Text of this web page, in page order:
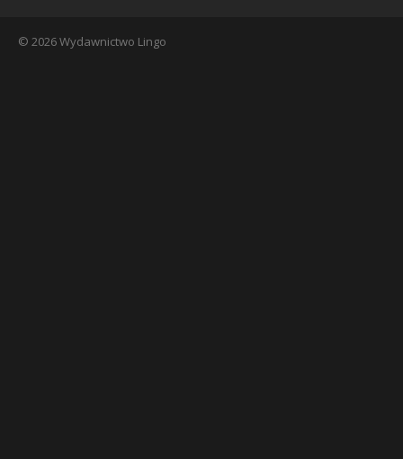
© 2026 Wydawnictwo Lingo